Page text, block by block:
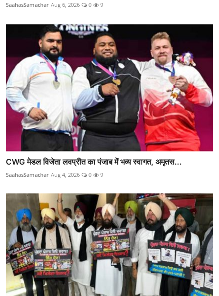
SaahasSamachar Aug 6, 2026 0 9
CWG मेडल विजेता लवप्रीत का पंजाब में भव्य स्वागत, अमृतस...
SaahasSamachar Aug 4, 2026 0 9